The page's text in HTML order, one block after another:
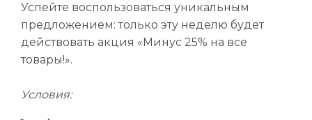
Успейте воспользоваться уникальным
предложением: только эту неделю будет
действовать акция «Минус 25% на все
товары!».
Условия: